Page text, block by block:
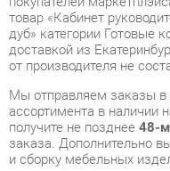
Мы отправляем заказы в
ассортимента в наличии
получите не позднее48-
заказа. Дополнительно
и сборку мебельных
Срок доставки в другие
на складах
Уточнить наличие, срок и
через формуобратной